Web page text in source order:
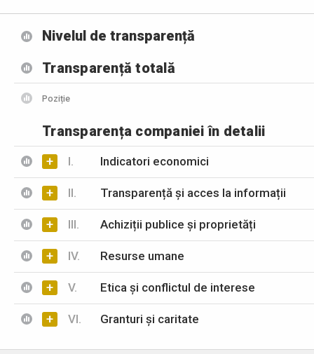
Nivelul de transparență
Transparență totală
Poziție
Transparența companiei în detalii
+ I. Indicatori economici
+ II. Transparență și acces la informații
+ III. Achiziții publice și proprietăți
+ IV. Resurse umane
+ V. Etica și conflictul de interese
+ VI. Granturi și caritate